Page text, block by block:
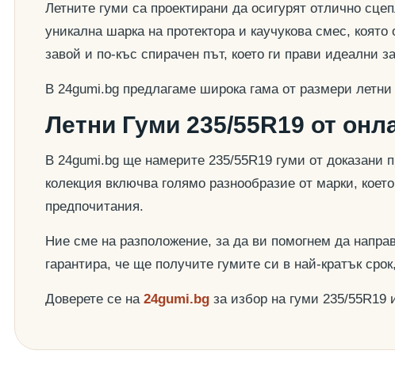
Летните гуми са проектирани да осигурят отлично
уникална шарка на протектора и каучукова смес,
завой и по-къс спирачен път, което ги прави идеални
В 24gumi.bg предлагаме широка гама от размери
Летни Гуми 235/55R19 от
В 24gumi.bg ще намерите 235/55R19 гуми от доказани
колекция включва голямо разнообразие от марки,
предпочитания.
Ние сме на разположение, за да ви помогнем да
гарантира, че ще получите гумите си в най-кратък
Доверете се на 24gumi.bg за избор на гуми 235/55R19